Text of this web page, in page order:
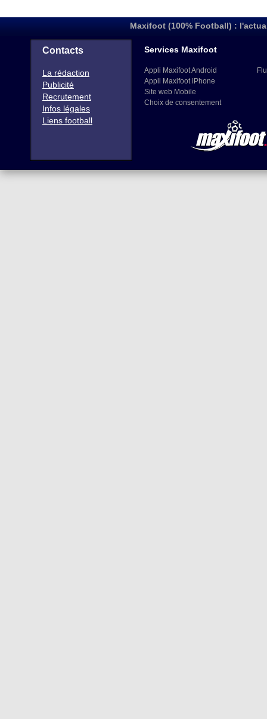
Maxifoot (100% Football) :
Contacts
La rédaction
Publicité
Recrutement
Infos légales
Liens football
Services Maxifoot
Appli Maxifoot Android
Appli Maxifoot iPhone
Site web Mobile
Choix de consentement